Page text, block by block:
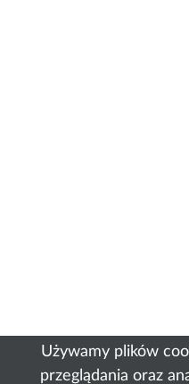
Używamy plików
przeglądania oraz